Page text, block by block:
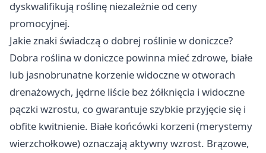
dyskwalifikują roślinę niezależnie od ceny
promocyjnej.
Jakie znaki świadczą o dobrej roślinie w doniczce?
Dobra roślina w doniczce powinna mieć zdrowe, białe
lub jasnobrunatne korzenie widoczne w otworach
drenażowych, jędrne liście bez żółknięcia i widoczne
pączki wzrostu, co gwarantuje szybkie przyjęcie się i
obfite kwitnienie. Białe końcówki korzeni (merystemy
wierzchołkowe) oznaczają aktywny wzrost. Brązowe,